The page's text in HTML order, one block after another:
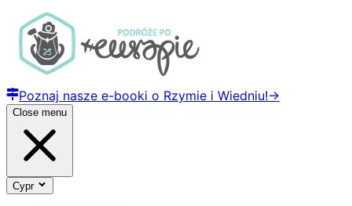
Poznaj nasze e-booki o Rzymie i Wiedniu!→
Close menu
Cypr